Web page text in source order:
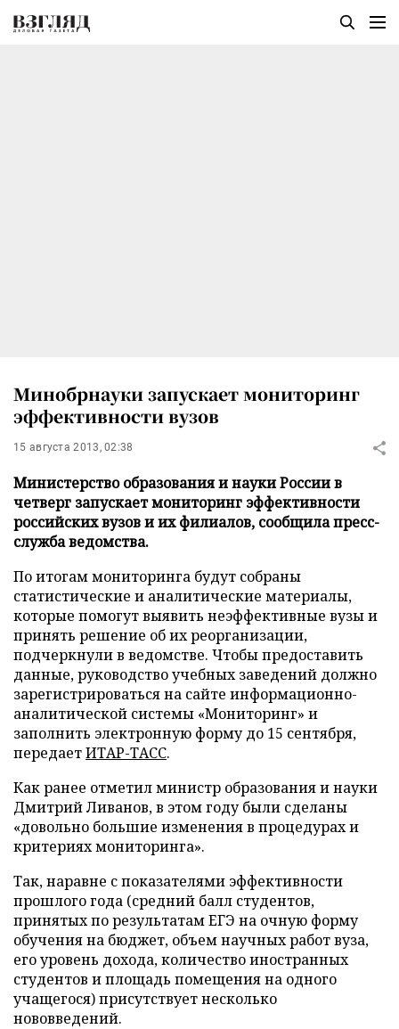
Минобрнауки запускает мониторинг
эффективности вузов
15 августа 2013, 02:38
Министерство образования и науки России в
четверг запускает мониторинг эффективности
российских вузов и их филиалов, сообщила пресс-
служба ведомства.
По итогам мониторинга будут собраны
статистические и аналитические материалы,
которые помогут выявить неэффективные вузы и
принять решение об их реорганизации,
подчеркнули в ведомстве. Чтобы предоставить
данные, руководство учебных заведений должно
зарегистрироваться на сайте информационно-
аналитической системы «Мониторинг» и
заполнить электронную форму до 15 сентября,
передаетИТАР-ТАСС.
Как ранее отметил министр образования и науки
Дмитрий Ливанов, в этом году были сделаны
«довольно большие изменения в процедурах и
критериях мониторинга».
Так, наравне с показателями эффективности
прошлого года (средний балл студентов,
принятых по результатам ЕГЭ на очную форму
обучения на бюджет, объем научных работ вуза,
его уровень дохода, количество иностранных
студентов и площадь помещения на одного
учащегося) присутствует несколько
нововведений.